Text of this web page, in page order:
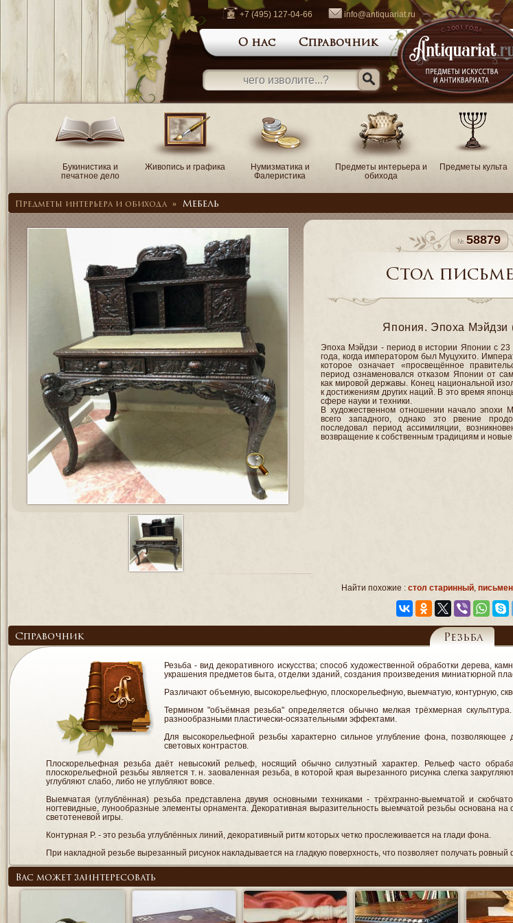
+7 (495) 127-04-66 info@antiquariat.ru
О нас Справочник
Букинистика и
печатное дело
Живопись и графика
Нумизматика и
Фалеристика
Предметы интерьера и
обихода
Предметы культа
Предметы интерьера и обихода » Мебель
58879
Стол
Япония. Эпоха Мэйдзи
Эпоха Мэйдзи - период в истории Японии с
года, когда императором был Муцухито.
которое означает «просвещённое
период ознаменовался отказом Японии от
как мировой державы. Конец национальной
к достижениям других наций. В это время
сфере науки и техники.
В художественном отношении начало эпохи
всего западного, однако это рвение
последовал период ассимиляции,
возвращение к собственным традициям и
Найти похожие : стол старинный
Справочник Резьба
Резьба - вид декоративного искусства; способ художественной обработки дерева,
украшения предметов быта, отделки зданий, создания произведения миниатюрной
Различают объемную, высокорельефную, плоскорельефную, выемчатую, контурную,
Термином "объёмная резьба" определяется обычно мелкая трёхмерная
разнообразными пластически-осязательными эффектами.
Для высокорельефной резьбы характерно сильное углубление фона, позволяющее
световых контрастов.
Плоскорельефная резьба даёт невысокий рельеф, носящий обычно силуэтный характер. Рельеф часто
плоскорельефной резьбы является т. н. заоваленная резьба, в которой края вырезанного рисунка слегка
углубляют слабо, либо не углубляют вовсе.
Выемчатая (углублённая) резьба представлена двумя основными техниками - трёхгранно-выемчатой и
ногтевидные, лунообразные элементы орнамента. Декоративная выразительность выемчатой резьбы основана
светотеневой игры.
Контурная Р. - это резьба углублённых линий, декоративный ритм которых четко прослеживается на глади фона.
При накладной резьбе вырезанный рисунок накладывается на гладкую поверхность, что позволяет получать ровный
Вас может заинтересовать